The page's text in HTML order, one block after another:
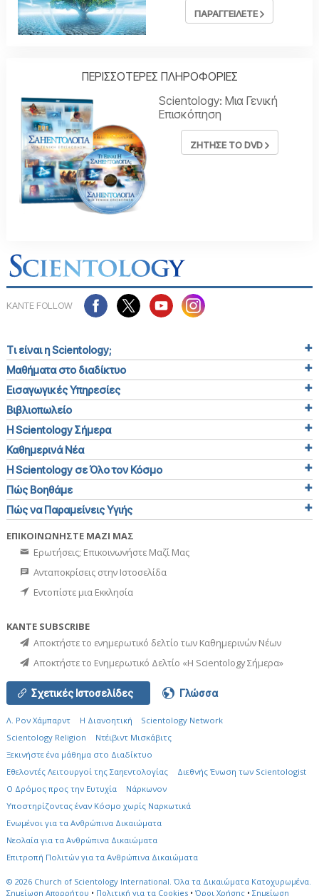
ΠΑΡΑΓΓΕΙΛΕΤΕ
ΠΕΡΙΣΣΟΤΕΡΕΣ ΠΛΗΡΟΦΟΡΙΕΣ
Scientology: Μια Γενική
Επισκόπηση
ΖΗΤΗΣΕ ΤΟ DVD
ΚΑΝΤΕ FOLLOW
Τι είναι η Scientology;
Μαθήματα στο διαδίκτυο
Εισαγωγικές Υπηρεσίες
Βιβλιοπωλείο
Η Scientology Σήμερα
Καθημερινά Νέα
Η Scientology σε Όλο τον Κόσμο
Πώς Βοηθάμε
Πώς να Παραμείνεις Υγιής
ΕΠΙΚΟΙΝΩΝΗΣΤΕ ΜΑΖΙ ΜΑΣ
Ερωτήσεις; Επικοινωνήστε Μαζί Μας
Ανταποκρίσεις στην Ιστοσελίδα
Εντοπίστε μια Εκκλησία
ΚΑΝΤΕ SUBSCRIBE
Αποκτήστε το ενημερωτικό δελτίο των Καθημερινών Νέων
Αποκτήστε το Ενημερωτικό Δελτίο «Η Scientology Σήμερα»
Σχετικές Ιστοσελίδες Γλώσσα
Λ. Ρον Χάμπαρντ Η Διανοητική
Scientology Network
Scientology Religion
Ντέιβιντ Μισκάβιτς
Ξεκινήστε ένα μάθημα στο Διαδίκτυο
Εθελοντές Λειτουργοί της Σαηεντολογίας
Διεθνής Ένωση των Scientologist
Ο Δρόμος προς την Ευτυχία
Νάρκωνον
Υποστηρίζοντας έναν Κόσμο χωρίς Ναρκωτικά
Ενωµένοι για τα Ανθρώπινα Δικαιώµατα
Νεολαία για τα Ανθρώπινα Δικαιώματα
Επιτροπή Πολιτών για τα Ανθρώπινα Δικαιώματα
© 2026 Church of Scientology International. Όλα τα Δικαιώματα Κατοχυρωμένα.
Σημείωση Απορρήτου • Πολιτική για τα Cookies • Όροι Χρήσης • Σημείωση